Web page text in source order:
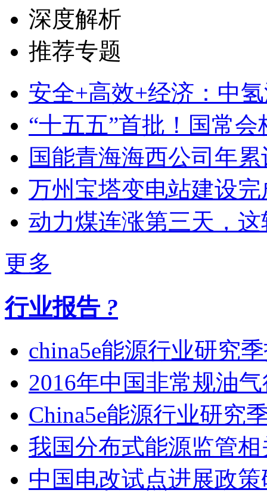
深度解析
推荐专题
安全+高效+经济：中
“十五五”首批！国常会
国能青海海西公司年
万州宝塔变电站建设
动力煤连涨第三天，
更多
行业报告 ?
china5e能源行业研究
2016年中国非常规油
China5e能源行业研
我国分布式能源监管
中国电改试点进展政